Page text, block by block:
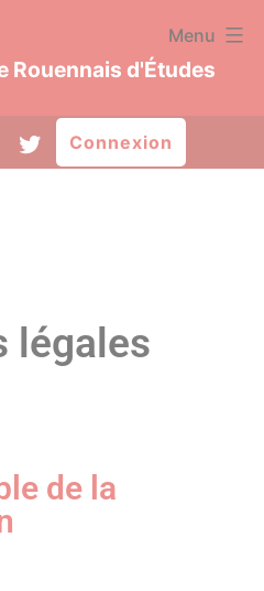
Rouennais d'Études
Menu
Connexion
légales
de la
cookies